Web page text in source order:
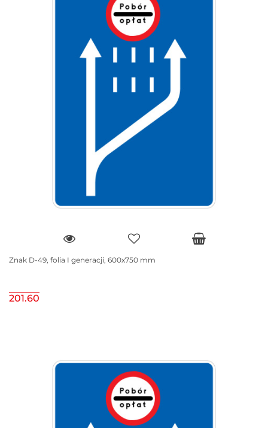
Znak D-49, folia I generacji, 600x750 mm
201.60